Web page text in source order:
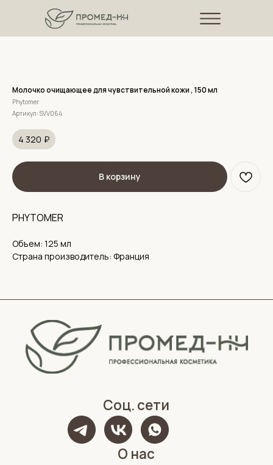
Молочко очищающее для чувствительной кожи , 150 мл
Phytomer
Артикул: SVV064
4 320 ₽
В корзину
PHYTOMER
Объем: 125 мл
Страна производитель: Франция
О нас
Доставка
Контакты
Адреса
г. Нижний Новгород, ул. Короленко, 32
Реквизиты
ИНН 5262359886,
ОГРН 1185275060838
КПП 526201001